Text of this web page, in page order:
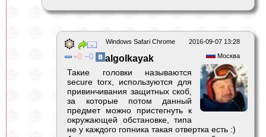
2016-09-07 13:28
Windows Safari Chrome
Москва
0 0 algolkayak
Такие головки называются
secure torx, используются для
привинчивания защитных скоб,
за которые потом данный
предмет можно пристегнуть к
окружающей обстановке, типа
не у каждого гопника такая отвертка есть :)